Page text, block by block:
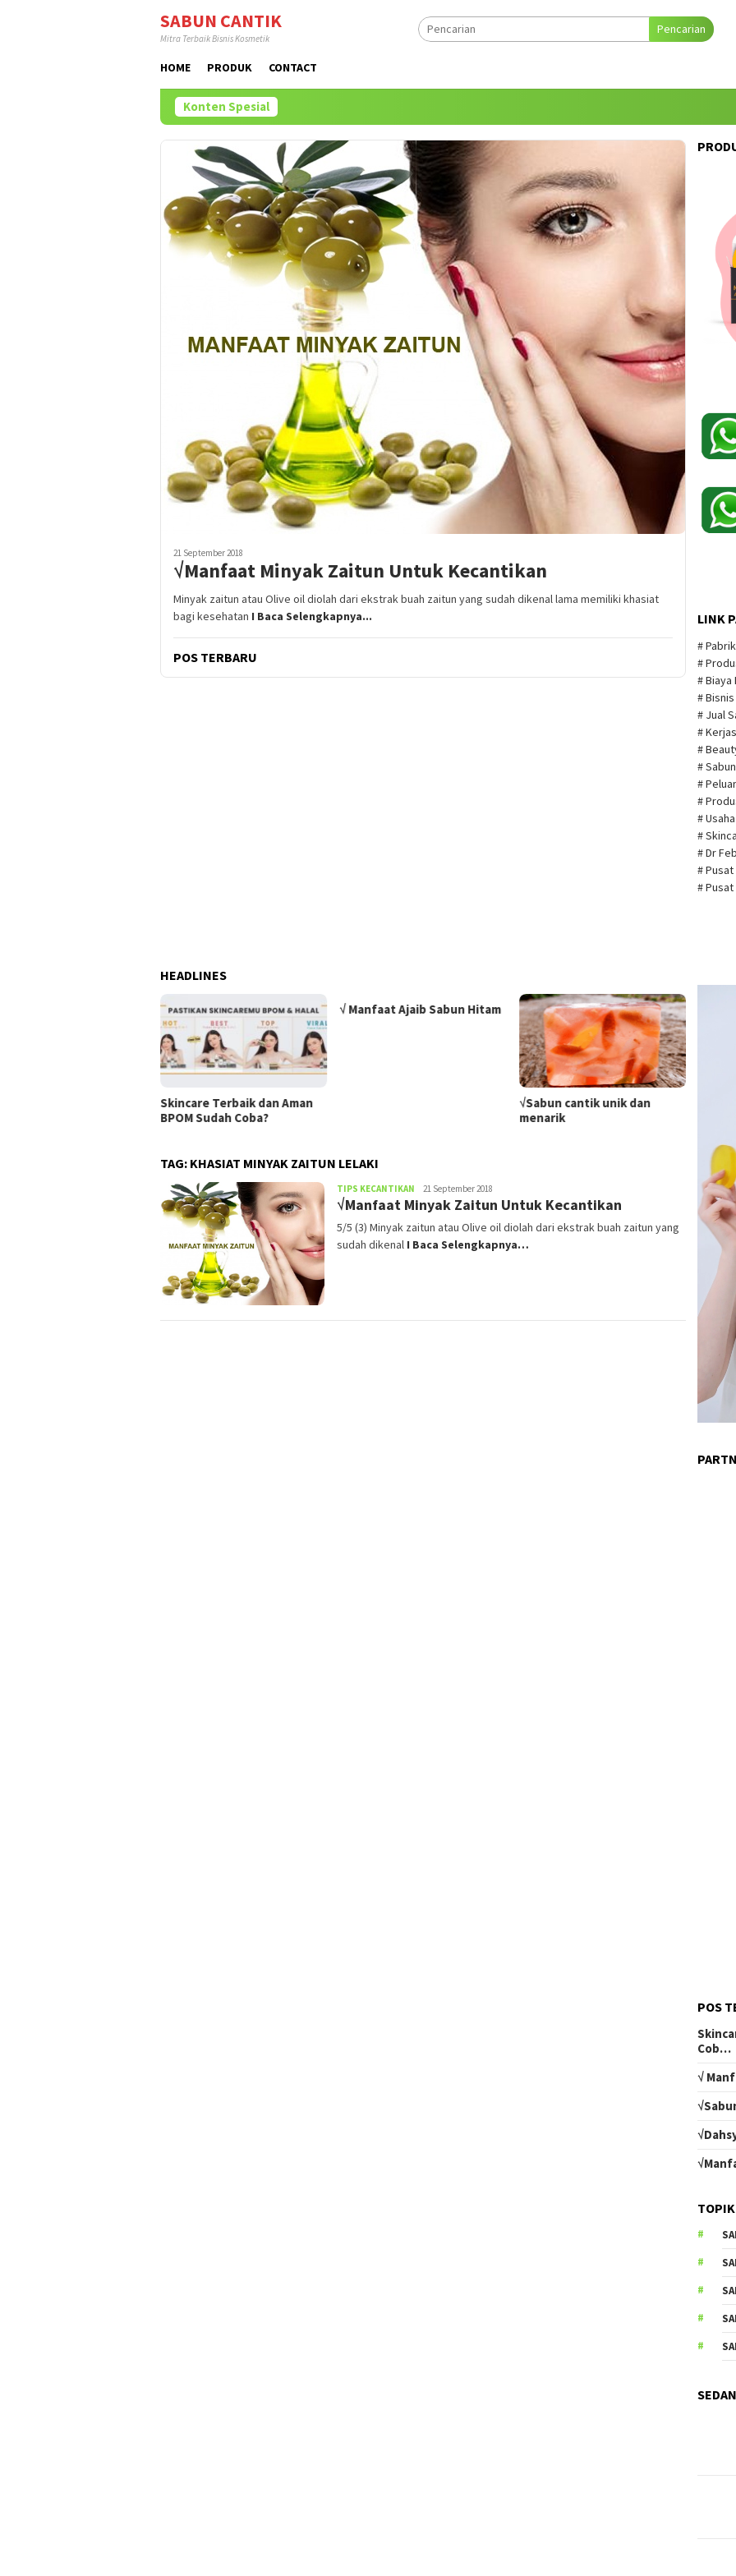
SABUN CANTIK
Mitra Terbaik Bisnis Kosmetik
Pencarian
HOME PRODUK CONTACT
Konten Spesial
21 September 2018
√Manfaat Minyak Zaitun Untuk Kecantikan
Minyak zaitun atau Olive oil diolah dari ekstrak buah zaitun yang sudah dikenal lama memiliki khasiat
bagi kesehatan I Baca Selengkapnya...
POS TERBARU
HEADLINES
Skincare Terbaik dan Aman
BPOM Sudah Coba?
√ Manfaat Ajaib Sabun Hitam
√Sabun cantik unik dan
menarik
TAG: KHASIAT MINYAK ZAITUN LELAKI
TIPS KECANTIKAN admin
21 September 2018
√Manfaat Minyak Zaitun Untuk Kecantikan
5/5 (3) Minyak zaitun atau Olive oil diolah dari ekstrak buah zaitun yang
sudah dikenal I Baca Selengkapnya…
LINK
#
#
# Biaya
#
# Jual
#
#
#
#
#
#
#
# Dr
#
#
POS
Cob…
√